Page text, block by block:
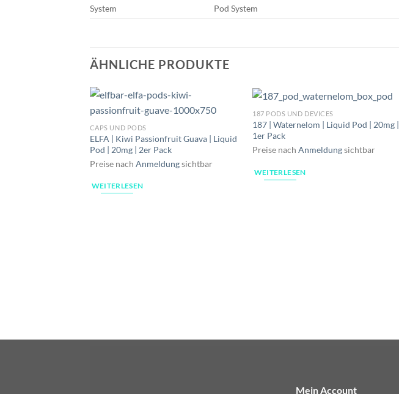
System
Pod System
ÄHNLICHE PRODUKTE
CAPS UND PODS
ELFA | Kiwi Passionfruit Guava | Liquid
Pod | 20mg | 2er Pack
Preise nach Anmeldungsichtbar
WEITERLESEN
187 PODS UND DEVICES
187 | Waternelom | Liquid Pod | 20mg |
1er Pack
Preise nachAnmeldungsichtbar
WEITERLESEN
Mein Account